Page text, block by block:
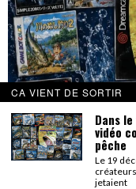
CA VIENT DE SORTIR
Dans
vidéo
pêche
Le 19
jetaient